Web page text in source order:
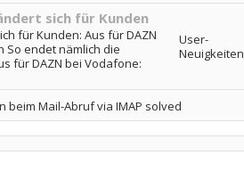
sich für Kunden
für Kunden: Aus für DAZN
So endet nämlich die
für DAZN bei Vodafone:
User-
Neuigkeiten
Mail-Abruf via IMAP solved